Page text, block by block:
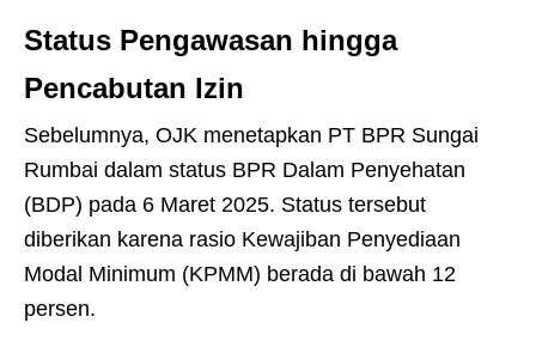
Status Pengawasan hingga
Pencabutan Izin
Sebelumnya, OJK menetapkan PT BPR Sungai
Rumbai dalam status BPR Dalam Penyehatan
(BDP) pada 6 Maret 2025. Status tersebut
diberikan karena rasio Kewajiban Penyediaan
Modal Minimum (KPMM) berada di bawah 12
persen.